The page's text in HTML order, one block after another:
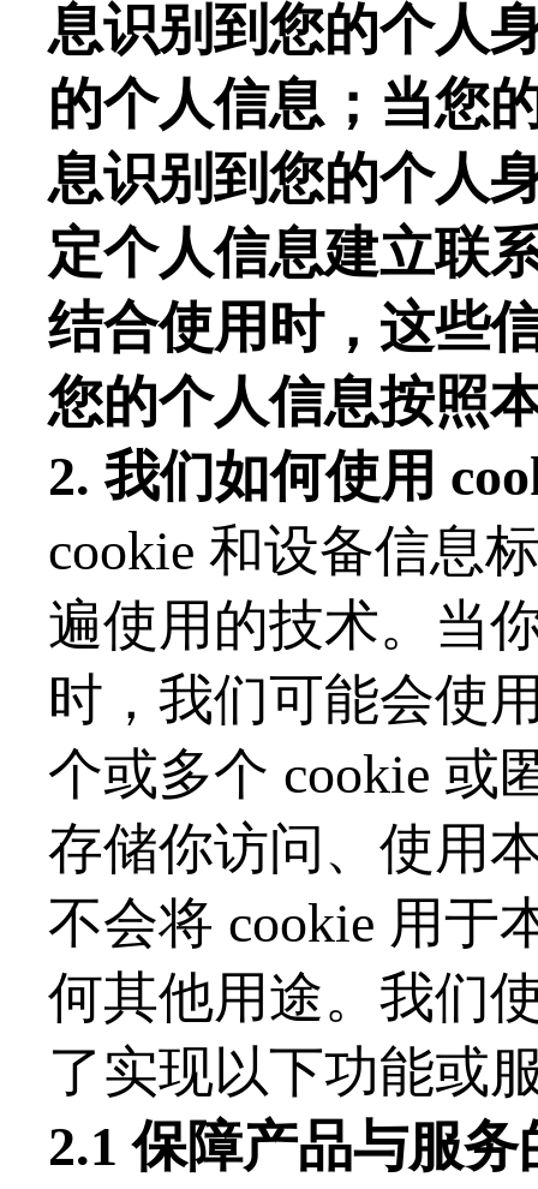
息识别到您的个人
的个人信息；当您
息识别到您的个人
定个人信息建立联
结合使用时，这些
您的个人信息按照
2. 我们如何使用
cookie 和设备信息
遍使用的技术。当
时，我们可能会使
个或多个 cookie 或
存储你访问、使用
不会将 cookie 用于
何其他用途。我们
了实现以下功能或
2.1 保障产品与服